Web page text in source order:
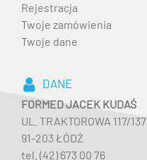
Rejestracja
Twoje zamówienia
Twoje dane
DANE
FORMED JACEK KUDAŚ
UL. TRAKTOROWA 117/137
91-203 ŁÓDŹ
tel. (42) 673 00 76